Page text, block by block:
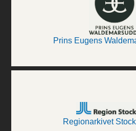
Prins Eugens
Regionarkivet